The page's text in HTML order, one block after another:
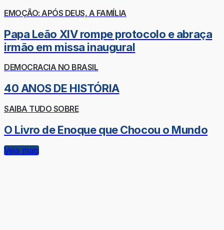
EMOÇÃO: APÓS DEUS, A FAMÍLIA
Papa Leão XIV rompe protocolo e abraça
irmão em missa inaugural
DEMOCRACIA NO BRASIL
40 ANOS DE HISTÓRIA
SAIBA TUDO SOBRE
O Livro de Enoque que Chocou o Mundo
Veja mais